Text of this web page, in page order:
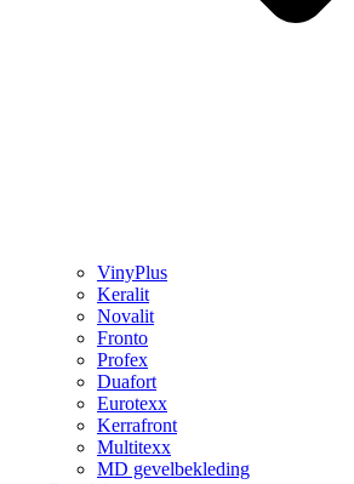
VinyPlus
Keralit
Novalit
Fronto
Profex
Duafort
Eurotexx
Kerrafront
Multitexx
MD gevelbekleding